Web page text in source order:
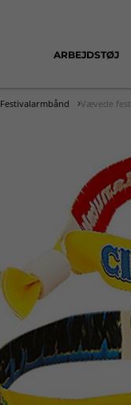
ARBEJDSTØJ
Festivalarmbånd Vævede